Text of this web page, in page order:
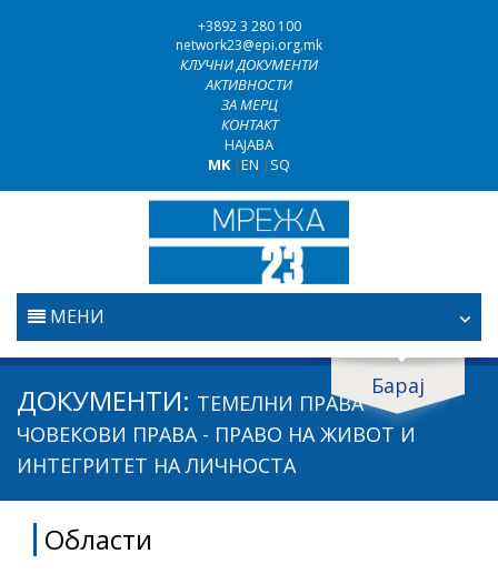
+3892 3 280 100
network23@epi.org.mk
КЛУЧНИ ДОКУМЕНТИ
АКТИВНОСТИ
ЗА МЕРЦ
КОНТАКТ
НАЈАВА
MK|EN | SQ
МЕНИ
ПОЧЕТНА
ПРАВОСУДСТВО
БОРБА ПРОТИВ КОРУПЦИЈАТА
ТЕМЕЛНИ ПРАВА
Барај
Барај документи
Барај
Извор
ДОКУМЕНТИ: ТЕМЕЛНИ ПРАВА -
ЧОВЕКОВИ ПРАВА - ПРАВО НА ЖИВОТ И
ИНТЕГРИТЕТ НА ЛИЧНОСТА
Области